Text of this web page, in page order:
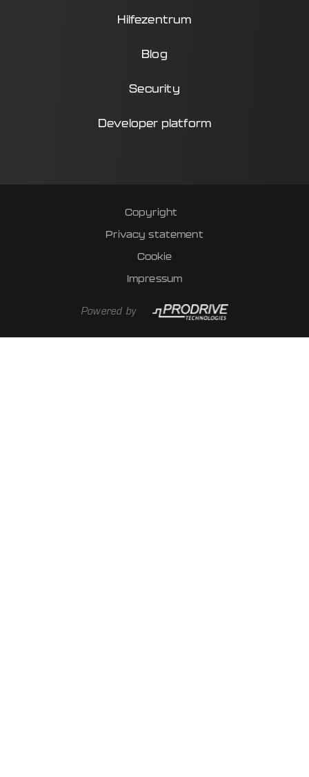
Hilfezentrum
Blog
Security
Developer platform
Copyright
Privacy statement
Cookie
Impressum
Powered by